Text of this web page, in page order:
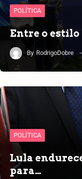
POLÍTICA
Entre o
By RodrigoDobre
POLÍTICA
Lula
para…